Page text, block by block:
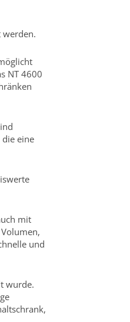
werden.
NT 4600
eine
mit
und
wurde.